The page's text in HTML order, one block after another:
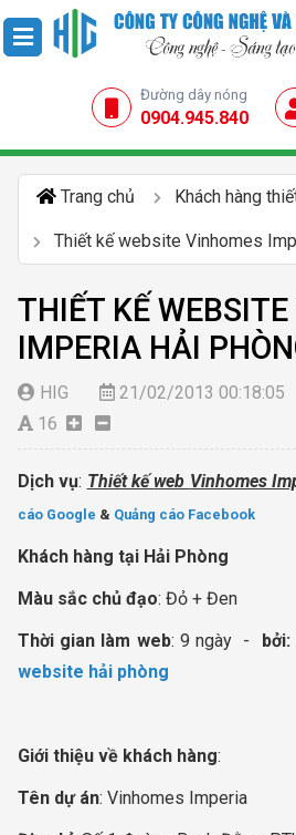
Đường dây nóng
0904.945.840
Trang chủ Khách hàng
Thiết kế website Vinhomes
THIẾT KẾ
IMPERIA HẢI
HIG 21/02/2013 00:18:05
16
Dịch vụ: Thiết kếweb Vinhomes
cáo Google & Quảng cáo Facebook
Khách hàng tại Hải Phòng
Màu sắc chủ đạo: Đỏ + Đen
Thời gian làm web: 9 ngày - bởi:
website hải phòng
Giới thiệu về khách hàng:
Tên dự án: Vinhomes Imperia